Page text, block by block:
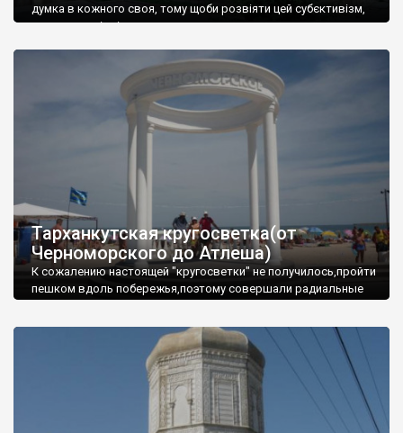
думка в кожного своя, тому щоби розвіяти цей субєктивізм,
запрошую відвідати це
Тарханкутская кругосветка(от
Черноморского до Атлеша)
К сожалению настоящей "кругосветки" не получилось,пройти
пешком вдоль побережья,поэтому совершали радиальные